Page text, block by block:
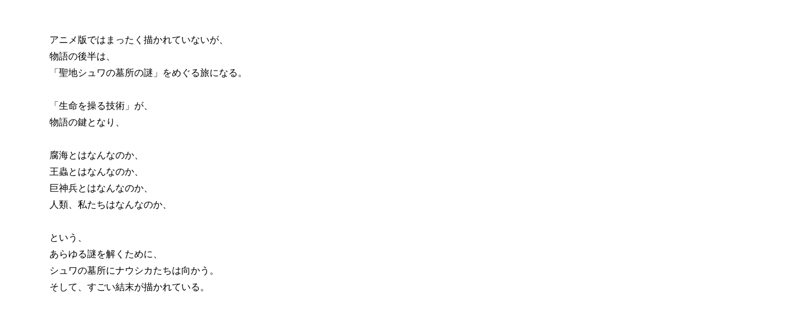
アニメ版ではまったく描かれていないが、
物語の後半は、
「聖地シュワの墓所の謎」をめぐる旅になる。
「生命を操る技術」が、
物語の鍵となり、
腐海とはなんなのか、
王蟲とはなんなのか、
巨神兵とはなんなのか、
人類、私たちはなんなのか、
という、
あらゆる謎を解くために、
シュワの墓所にナウシカたちは向かう。
そして、すごい結末が描かれている。